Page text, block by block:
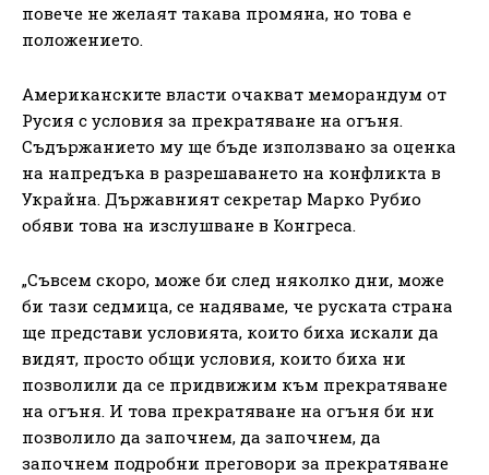
повече не желаят такава промяна, но това е
положението.
Американските власти очакват меморандум от
Русия с условия за прекратяване на огъня.
Съдържанието му ще бъде използвано за оценка
на напредъка в разрешаването на конфликта в
Украйна. Държавният секретар Марко Рубио
обяви това на изслушване в Конгреса.
„Съвсем скоро, може би след няколко дни, може
би тази седмица, се надяваме, че руската страна
ще представи условията, които биха искали да
видят, просто общи условия, които биха ни
позволили да се придвижим към прекратяване
на огъня. И това прекратяване на огъня би ни
позволило да започнем, да започнем, да
започнем подробни преговори за прекратяване